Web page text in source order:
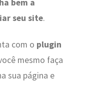
bem a
seu site.
com o plugin
mesmo faça
sua página e